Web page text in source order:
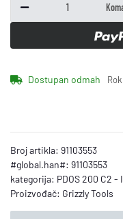
Dostupan odmah
Broj artikla: 91103553
#global.han#: 91103553
kategorija: PDOS 200 C2 -
Proizvođač: Grizzly Tools